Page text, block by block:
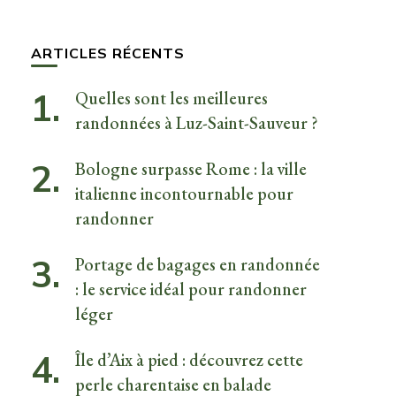
ARTICLES RÉCENTS
Quelles sont les meilleures
randonnées à Luz-Saint-Sauveur ?
Bologne surpasse Rome : la ville
italienne incontournable pour
randonner
Portage de bagages en randonnée
: le service idéal pour randonner
léger
Île d’Aix à pied : découvrez cette
perle charentaise en balade